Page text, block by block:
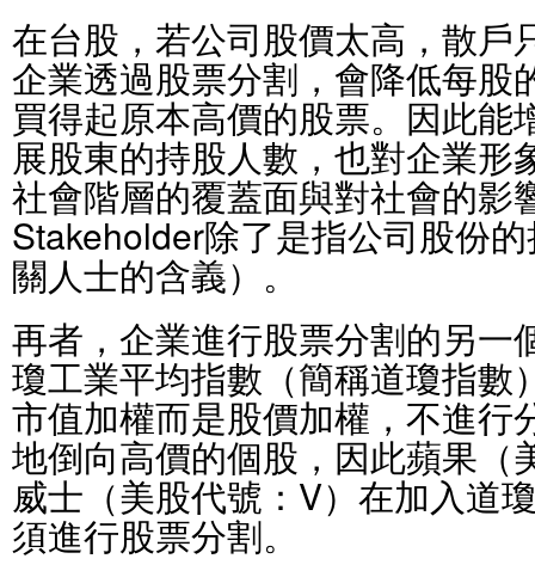
在台股，若公司股價太高，散戶
企業透過股票分割，會降低每股
買得起原本高價的股票。因此能
展股東的持股人數，也對企業形
社會階層的覆蓋面與對社會的影
Stakeholder除了是指公司股份
關人士的含義）。
再者，企業進行股票分割的另一
瓊工業平均指數（簡稱道瓊指數
市值加權而是股價加權，不進行
地倒向高價的個股，因此蘋果（
威士（美股代號：V）在加入道
須進行股票分割。